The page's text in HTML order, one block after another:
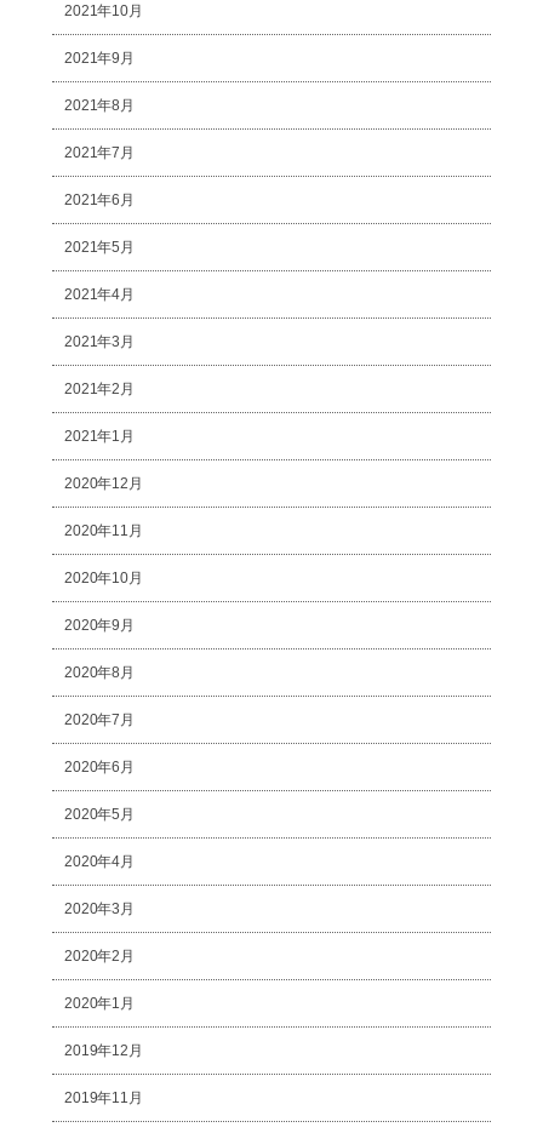
2021年10月
2021年9月
2021年8月
2021年7月
2021年6月
2021年5月
2021年4月
2021年3月
2021年2月
2021年1月
2020年12月
2020年11月
2020年10月
2020年9月
2020年8月
2020年7月
2020年6月
2020年5月
2020年4月
2020年3月
2020年2月
2020年1月
2019年12月
2019年11月